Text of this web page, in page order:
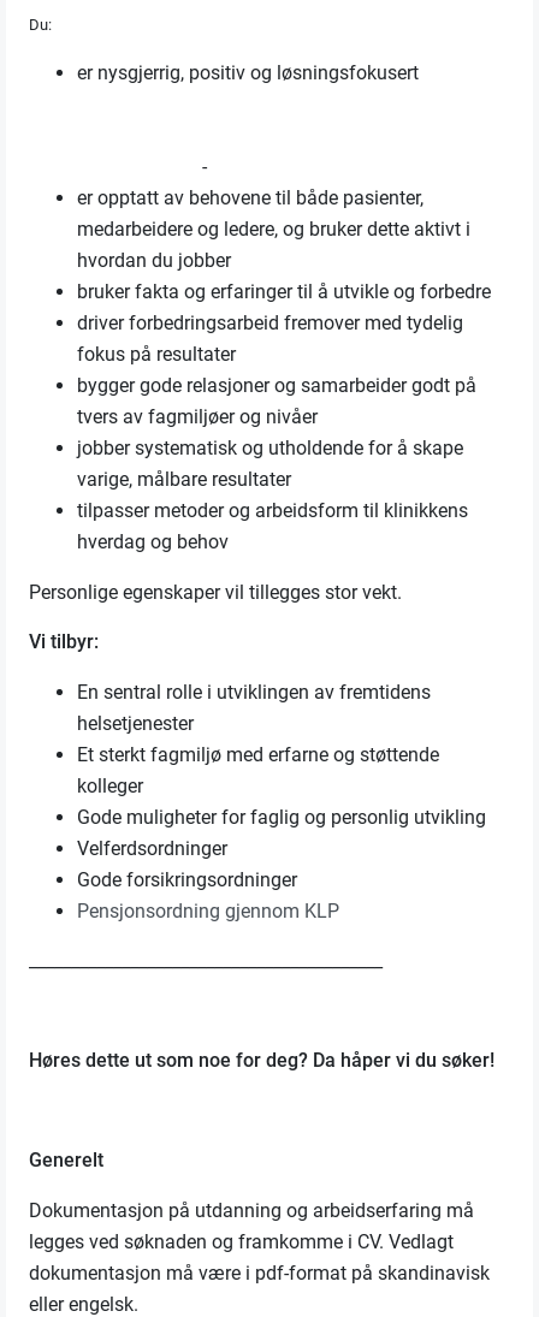
Du:
er nysgjerrig, positiv og løsningsfokusert
-
er opptatt av behovene til både pasienter,
medarbeidere og ledere, og bruker dette aktivt i
hvordan du jobber
bruker fakta og erfaringer til å utvikle og forbedre
driver forbedringsarbeid fremover med tydelig
fokus på resultater
bygger gode relasjoner og samarbeider godt på
tvers av fagmiljøer og nivåer
jobber systematisk og utholdende for å skape
varige, målbare resultater
tilpasser metoder og arbeidsform til klinikkens
hverdag og behov
Personlige egenskaper vil tillegges stor vekt.
Vi tilbyr:
En sentral rolle i utviklingen av fremtidens
helsetjenester
Et sterkt fagmiljø med erfarne og støttende
kolleger
Gode muligheter for faglig og personlig utvikling
Velferdsordninger
Gode forsikringsordninger
Pensjonsordning gjennom KLP
Høres dette ut som noe for deg? Da håper vi du søker!
Generelt
Dokumentasjon på utdanning og arbeidserfaring må
legges ved søknaden og framkomme i CV. Vedlagt
dokumentasjon må være i pdf-format på skandinavisk
eller engelsk.